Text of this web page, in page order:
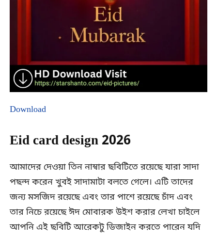
Download
Eid card design 2026
আমাদের দেওয়া তিন নাম্বার ছবিটিতে রয়েছে যারা সাদা
পছন্দ করেন খুবই সাদামাটা বলতে গেলে। এটি তাদের
জন্য মসজিদ রয়েছে এবং তার পাশে রয়েছে চাঁদ এবং
তার নিচে রয়েছে ঈদ মোবারক উইশ করার লেখা চাইলে
আপনি এই ছবিটি আরেকটু ডিজাইন করতে পারেন যদি